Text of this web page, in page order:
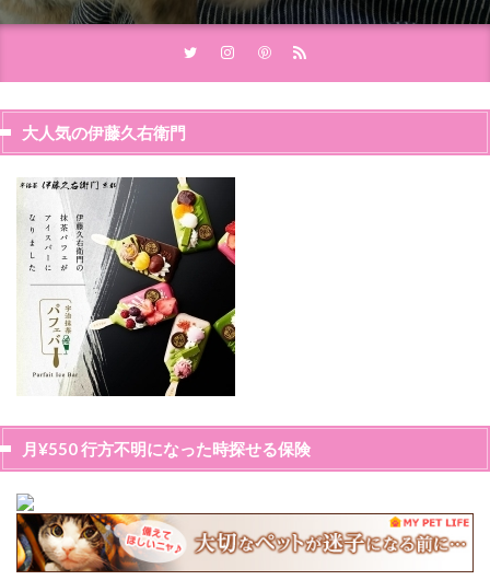
大人気の伊藤久右衛門
月¥550 行方不明になった時探せる保険